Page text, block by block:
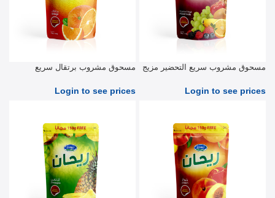
مسحوق مشروب سريع التحضير مزيج
Login to see prices
مسحوق مشروب برتقال سريع
Login to see prices